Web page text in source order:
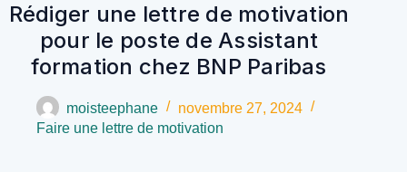
Rédiger une lettre de motivation
pour le poste de Assistant
formation chez BNP Paribas
moisteephane
novembre 27, 2024
Faire une lettre de motivation